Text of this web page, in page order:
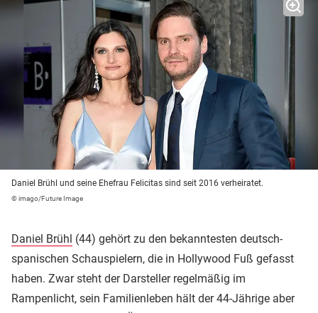
Daniel Brühl und seine Ehefrau Felicitas sind seit 2016 verheiratet.
© imago/Future Image
Daniel Brühl (44) gehört zu den bekanntesten deutsch-
spanischen Schauspielern, die in Hollywood Fuß gefasst
haben. Zwar steht der Darsteller regelmäßig im
Rampenlicht, sein Familienleben hält der 44-Jährige aber